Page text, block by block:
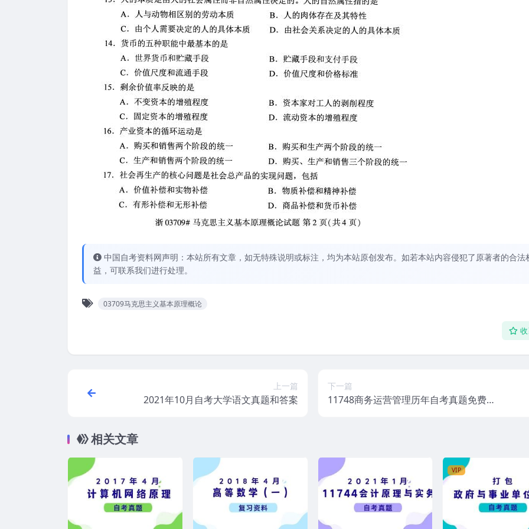
中国自考资料网声明：本站所有文章，如无特殊说明或标注，均为本站原创发布。如若本站内容侵犯了原著者的合法
益，可联系我们进行处理。
03709马克思主义基本原理概论
上一篇
2021年10月自考大学语文真题和答案
下一篇
11748商务运营管理历年自考真题免费下
相关文章
VIP